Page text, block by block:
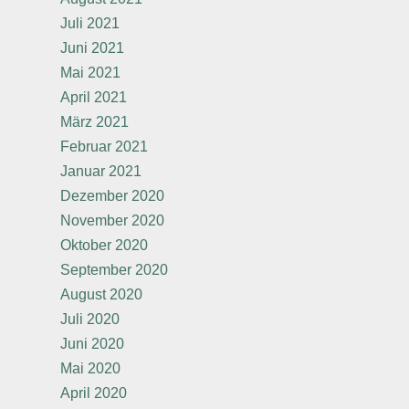
Juli 2021
Juni 2021
Mai 2021
April 2021
März 2021
Februar 2021
Januar 2021
Dezember 2020
November 2020
Oktober 2020
September 2020
August 2020
Juli 2020
Juni 2020
Mai 2020
April 2020